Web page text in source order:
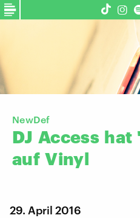
NewDef
DJ Access hat
auf Vinyl
29. April 2016